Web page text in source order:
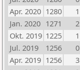
Apr. 2020 1280 1
Jan. 2020 1271 2
Okt. 2019 1225 1
Jul. 2019
1256 0
Apr. 2019 1256 3